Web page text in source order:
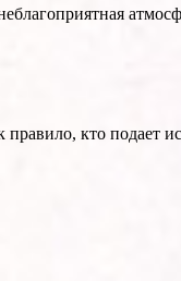
правило, кто подает